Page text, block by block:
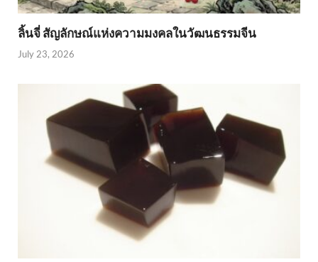
ลิ้นจี่ สัญลักษณ์แห่งความมงคลในวัฒนธรรมจีน
July 23, 2026